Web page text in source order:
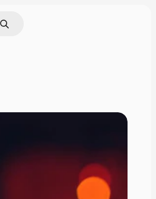
por imagem
Buscar